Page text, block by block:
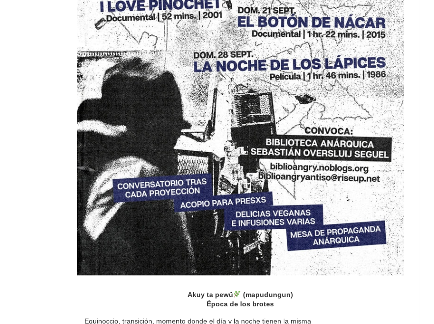
Akuy ta pewü
(mapudungun)
Época de los brotes
Equinoccio, transición, momento donde el día y la noche tienen la misma